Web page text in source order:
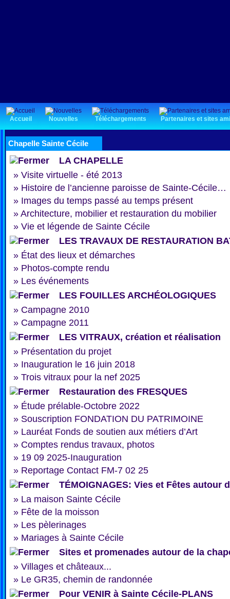
Accueil Nouvelles Téléchargements Partenaires et sites
Chapelle Sainte Cécile
LA CHAPELLE
» Visite virtuelle - été 2013
» Histoire de l’ancienne paroisse de Sainte-Cécile…
» Images du temps passé au temps présent
» Architecture, mobilier et restauration du mobilier
» Vie et légende de Sainte Cécile
LES TRAVAUX DE RESTAURATION
» État des lieux et démarches
» Photos-compte rendu
» Les événements
LES FOUILLES ARCHÉOLOGIQUES
» Campagne 2010
» Campagne 2011
LES VITRAUX, création et réalisation
» Présentation du projet
» Inauguration le 16 juin 2018
» Trois vitraux pour la nef 2025
Restauration des FRESQUES
» Étude prélable-Octobre 2022
» Souscription FONDATION DU PATRIMOINE
» Lauréat Fonds de soutien aux métiers d’Art
» Comptes rendus travaux, photos
» 19 09 2025-Inauguration
» Reportage Contact FM-7 02 25
TÉMOIGNAGES: Vies et Fêtes autour
» La maison Sainte Cécile
» Fête de la moisson
» Les pèlerinages
» Mariages à Sainte Cécile
Sites et promenades autour de la
» Villages et châteaux...
» Le GR35, chemin de randonnée
Pour VENIR à Sainte Cécile-PLANS